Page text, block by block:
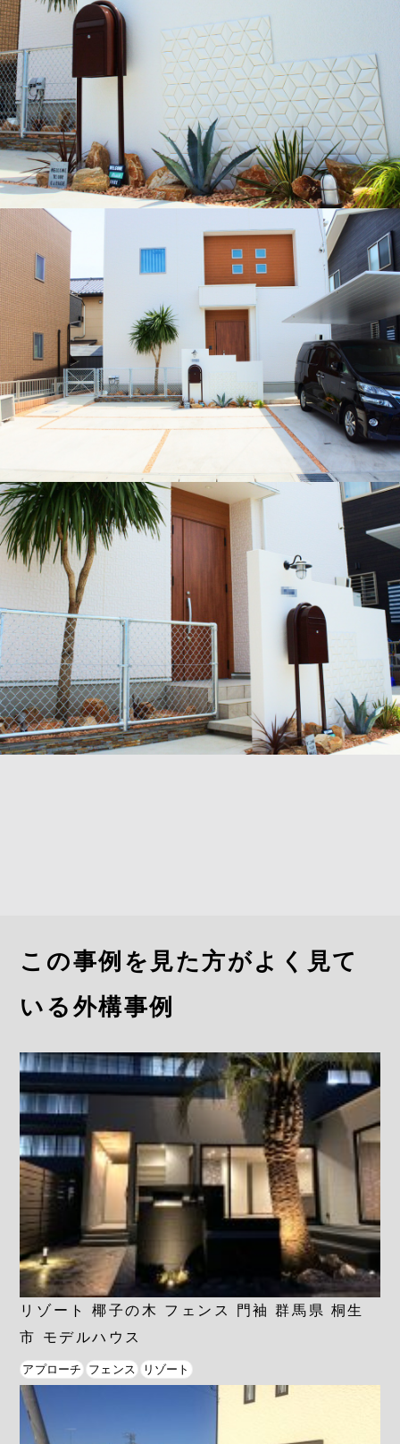
この事例を見た方がよく見て
いる外構事例
リゾート 椰子の木 フェンス 門袖 群馬県 桐生
市 モデルハウス
アプローチ フェンス リゾート